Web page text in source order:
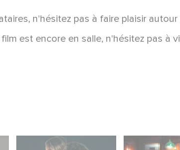
n'hésitez pas à faire plaisir
est encore en salle, n'hésitez pas à
Unfamiliar è al n. 1
When